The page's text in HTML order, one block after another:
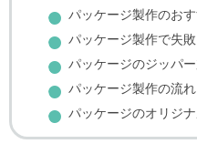
パッケージ製作のお
パッケージ製作で失
パッケージのジッパ
パッケージ製作の流れ
パッケージのオリジ